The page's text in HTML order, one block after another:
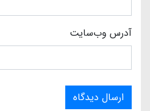
آدرس وب‌سایت
ارسال دیدگاه